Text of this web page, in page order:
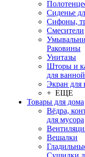
Сиденье
Сифоны,
Смесители
Раковины
Унитазы
Шторы и
для ванной
Экран для
+ ЕЩЕ
Товары для дома
Вёдра,
для мусора
Вешалки
Сушилки